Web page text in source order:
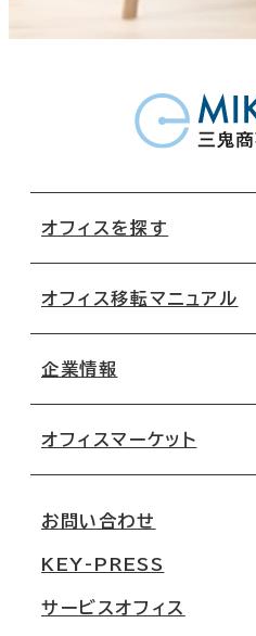
オフィスを探す
地図から探す
路線・駅から探す
オフィス移転マニュアル
移転コストシミュレーション
移転スケジュール
オフィス移転Q&A
企業情報
オフィスマーケット
大阪
名古屋
お問い合わせ
KEY-PRESS
サービスオフィス